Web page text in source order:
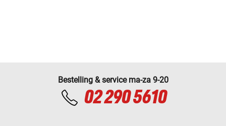
Bestelling & service ma-za 9-20
02 290 5610